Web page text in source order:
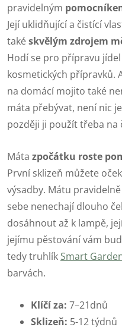
pravidelným
Její uklidňující a čistící
takéskvělým zdrojem
Hodí se pro přípravu
kosmetických přípravků.
na domácí mojito také
máta přebývat, není nic
později ji použít třeba na
Máta zpočátku roste
První sklizeň můžete
výsadby. Mátu
sebe nenechají dlouho
dosáhnout až k lampě,
jejímu pěstování vám
tedy truhlík Smart
barvách.
Klíčí za: 7–21dnů
Sklizeň: 5-12 týdnů